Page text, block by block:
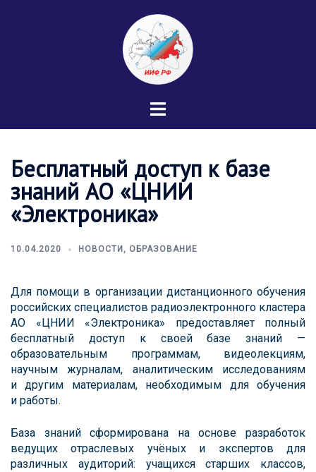
Переключатель
Бесплатный доступ к базе
знаний АО «ЦНИИ
«Электроника»
10.04.2020 НОВОСТИ , ОБРАЗОВАНИЕ
Для помощи в организации дистанционного обучения
российских специалистов радиоэлектронного кластера
АО «ЦНИИ «Электроника» предоставляет полный
бесплатный доступ к своей базе знаний —
образовательным программам, видеолекциям,
научным журналам, аналитическим исследованиям
и другим материалам, необходимым для обучения
и работы.
База знаний сформирована на основе разработок
ведущих отраслевых учёных и экспертов для
различных аудиторий: учащихся старших классов,